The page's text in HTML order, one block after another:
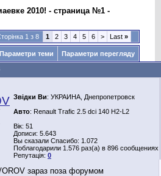
2010! - страница №1 -
1 з 8 1 2 3 4 5 6 > Last »
Параметри теми Параметри перегляду
Звідки Ви: УКРАИНА, Днепропетровск
Авто: Renault Trafic 2.5 dci 140 H2-L2
Вік: 51
Дописи: 5.643
Вы сказали Спасибо: 1.072
Поблагодарили 1.576 раз(а) в 896 сообщениях
Репутація: 0